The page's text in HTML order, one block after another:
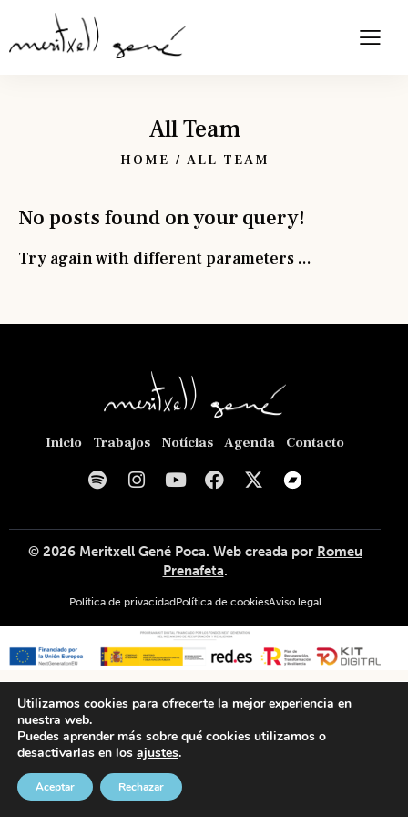
All Team
HOME ALL TEAM
No posts found on your query!
Try again with different parameters ...
Inicio Trabajos Notícias Agenda Contacto
© 2026 Meritxell Gené Poca. Web creada por Romeu
Prenafeta.
Política de privacidadPolítica de cookiesAviso legal
Utilizamos cookies para ofrecerte la mejor experiencia en
nuestra web.
Puedes aprender más sobre qué cookies utilizamos o
desactivarlas en los ajustes.
Aceptar Rechazar